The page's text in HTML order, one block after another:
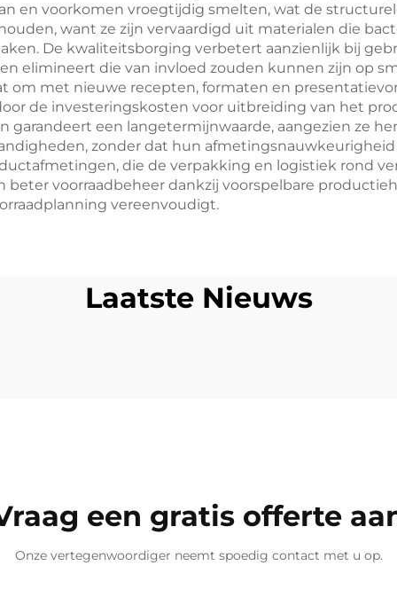
en voorkomen vroegtijdig smelten, wat de
want ze zijn vervaardigd uit materialen die
De kwaliteitsborging verbetert aanzienlijk bij
elimineert die van invloed zouden kunnen zijn op
met nieuwe recepten, formaten en
de investeringskosten voor uitbreiding van het
garandeert een langetermijnwaarde, aangezien ze
zonder dat hun
die de verpakking en logistiek rond
voorraadbeheer dankzij voorspelbare
vereenvoudigt.
Laatste Nieuws
een gratis offerte
Onze vertegenwoordiger neemt spoedig contact met u op.